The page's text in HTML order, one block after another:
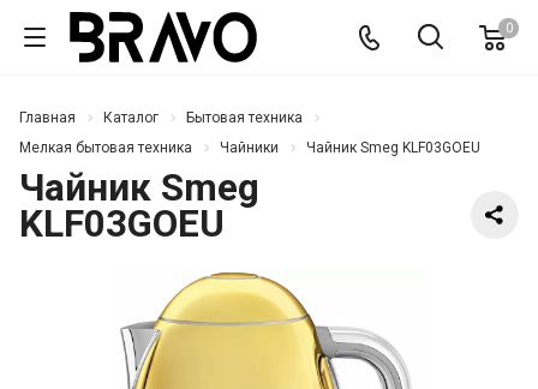
0
Главная Каталог
Бытовая техника
Мелкая бытовая техника
Чайники Чайник Smeg KLF03GOEU
Чайник Smeg
KLF03GOEU